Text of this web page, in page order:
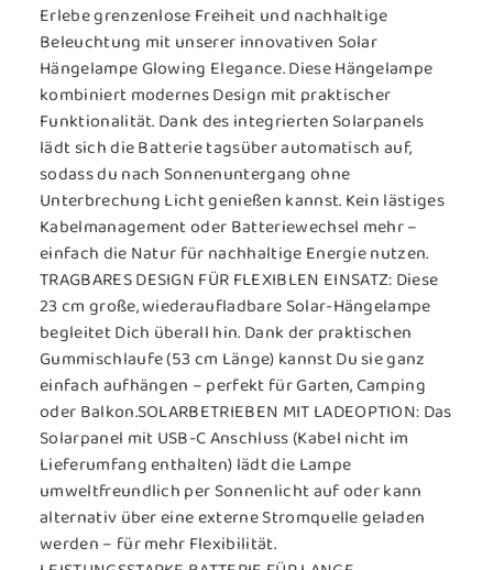
Erlebe grenzenlose Freiheit und nachhaltige
Beleuchtung mit unserer innovativen Solar
Hängelampe Glowing Elegance. Diese Hängelampe
kombiniert modernes Design mit praktischer
Funktionalität. Dank des integrierten Solarpanels
lädt sich die Batterie tagsüber automatisch auf,
sodass du nach Sonnenuntergang ohne
Unterbrechung Licht genießen kannst. Kein lästiges
Kabelmanagement oder Batteriewechsel mehr –
einfach die Natur für nachhaltige Energie nutzen.
TRAGBARES DESIGN FÜR FLEXIBLEN EINSATZ:Diese
23 cm große, wiederaufladbare Solar-Hängelampe
begleitet Dich überall hin. Dank der praktischen
Gummischlaufe (53 cm Länge) kannst Du sie ganz
einfach aufhängen – perfekt für Garten, Camping
oder Balkon.SOLARBETRIEBEN MIT LADEOPTION: Das
Solarpanel mit USB-C Anschluss (Kabel nicht im
Lieferumfang enthalten) lädt die Lampe
umweltfreundlich per Sonnenlicht auf oder kann
alternativ über eine externe Stromquelle geladen
werden – für mehr Flexibilität.